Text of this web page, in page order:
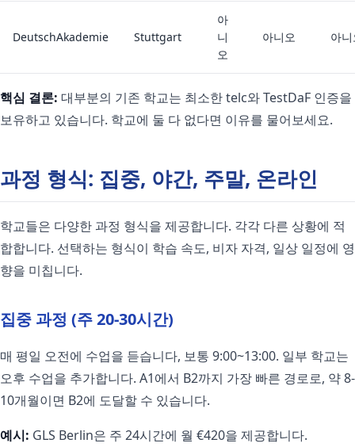
DeutschAkademie Stuttgart
아
니
오
아니오 아
핵심 결론: 대부분의 기존 학교는 최소한 telc와 TestDaF 인증을
보유하고 있습니다. 학교에 둘 다 없다면 이유를 물어보세요.
과정 형식: 집중, 야간, 주말, 온라인
학교들은 다양한 과정 형식을 제공합니다. 각각 다른 상황에 적
합합니다. 선택하는 형식이 학습 속도, 비자 자격, 일상 일정에 영
향을 미칩니다.
집중 과정 (주 20-30시간)
매 평일 오전에 수업을 듣습니다, 보통 9:00~13:00. 일부 학교는
오후 수업을 추가합니다. A1에서 B2까지 가장 빠른 경로로, 약 8-
10개월이면 B2에 도달할 수 있습니다.
예시: GLS Berlin은 주 24시간에 월 €420을 제공합니다.